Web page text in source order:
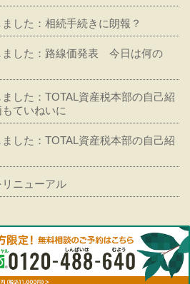
した：相続手続きに朗報？
ました：路線価発表 今日は何の
した：TOTAL資産税本部の自己紹
ていねいに
した：TOTAL資産税本部の自己紹
ニューアル